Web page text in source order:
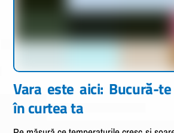
Vara este aici: Bucură-
în curtea ta